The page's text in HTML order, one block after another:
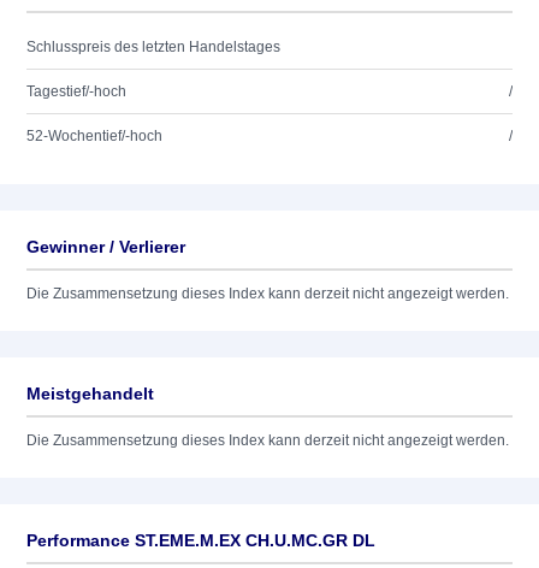
Schlusspreis des letzten Handelstages
Tagestief/-hoch /
52-Wochentief/-hoch /
Gewinner / Verlierer
Die Zusammensetzung dieses Index kann derzeit nicht angezeigt werden.
Meistgehandelt
Die Zusammensetzung dieses Index kann derzeit nicht angezeigt werden.
Performance ST.EME.M.EX CH.U.MC.GR DL